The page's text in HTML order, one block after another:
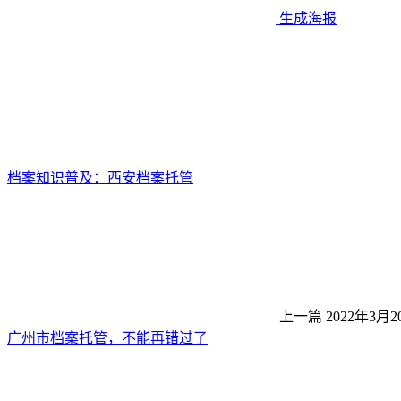
生成海报
档案知识普及：西安档案托管
上一篇 2022年3月
广州市档案托管，不能再错过了